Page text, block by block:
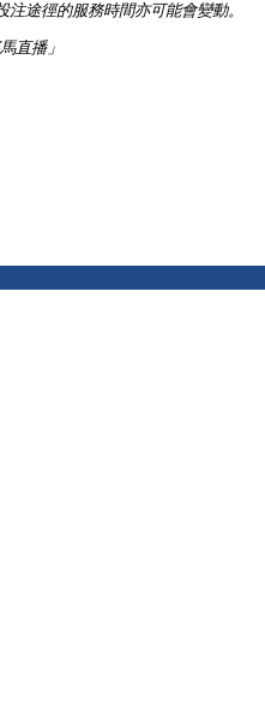
注途徑的服務時間亦可能會變動。
直播」